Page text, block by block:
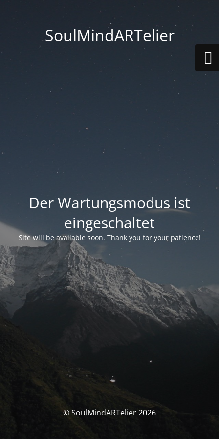
SoulMindARTelier
Der Wartungsmodus ist
eingeschaltet
Site will be available soon. Thank you for your patience!
© SoulMindARTelier 2026